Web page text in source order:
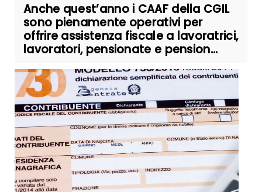
Anche quest’anno i CAAF della CGIL
sono pienamente operativi per
offrire assistenza fiscale a lavoratrici,
lavoratori, pensionate e pension...